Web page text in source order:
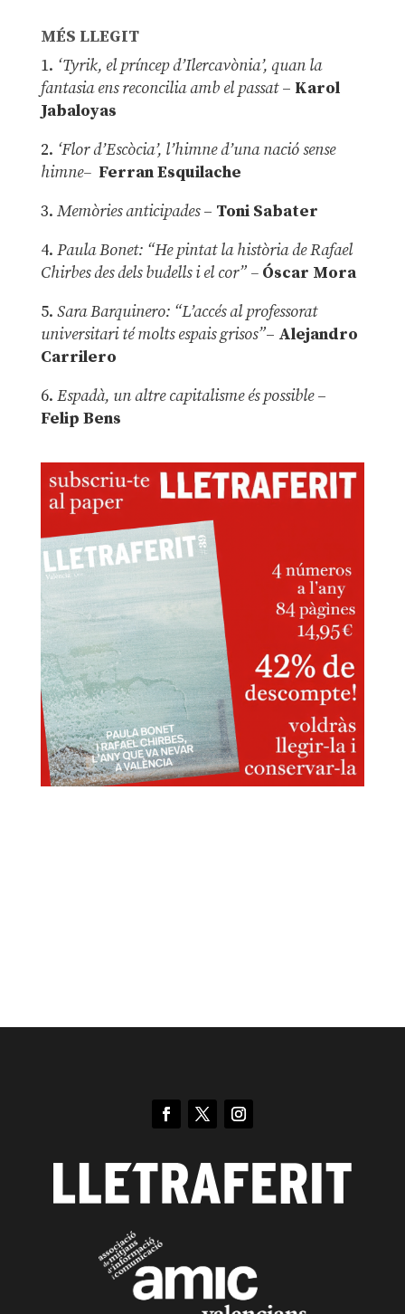
MÉS LLEGIT
1. ‘Tyrik, el príncep d’Ilercavònia’, quan la
fantasia ens reconcilia amb el passat– Karol
Jabaloyas
2. ‘Flor d’Escòcia’, l’himne d’una nació sense
himne– Ferran Esquilache
3. Memòries anticipades– Toni Sabater
4. Paula Bonet: “He pintat la història de Rafael
Chirbes des dels budells i el cor” –Óscar Mora
5. Sara Barquinero: “L’accés al professorat
universitari té molts espais grisos”– Alejandro
Carrilero
6. Espadà, un altre capitalisme és possible –
Felip Bens